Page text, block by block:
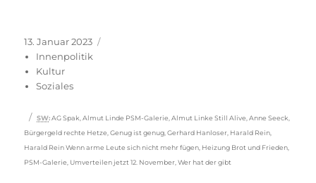
Veröffentlicht
am
13. Januar 2023
Innenpolitik
Kultur
Soziales
Schlagwörter
SW: AG Spak ,Almut Linde PSM-Galerie ,Almut Linke Still Alive ,Anne Seeck
Bürgergeld rechte Hetze ,Genug ist genug ,Gerhard Hanloser Harald Rein
Harald Rein Wenn arme Leute sich nicht mehr fügen Heizung Brot und Frieden
PSM-Galerie Umverteilen jetzt 12. November ,Wer hat der gibt